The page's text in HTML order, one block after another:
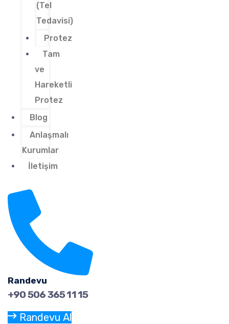
(Tel
Tedavisi)
Protez
Tam
ve
Hareketli
Protez
Blog
Anlaşmalı
Kurumlar
İletişim
Randevu
+90 506 365 11 15
Randevu Al